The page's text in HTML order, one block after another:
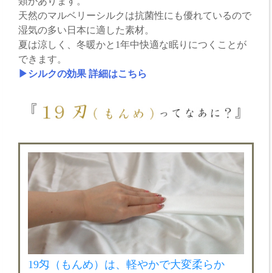
天然のマルベリーシルクは抗菌性にも優れているので
湿気の多い日本に適した素材。
夏は涼しく、冬暖かと1年中快適な眠りにつくことが
できます。
▶シルクの効果 詳細はこちら
19匁（もんめ）は、軽やかで大変柔らか